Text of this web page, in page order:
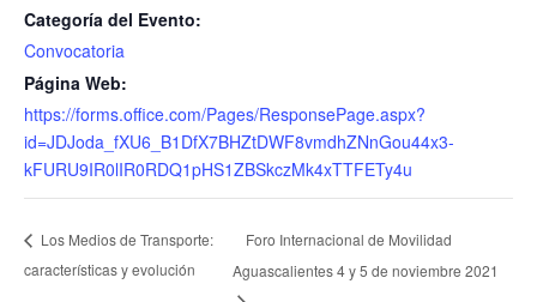
Categoría del Evento:
Convocatoria
Página Web:
https://forms.office.com/Pages/ResponsePage.aspx?
id=JDJoda_fXU6_B1DfX7BHZtDWF8vmdhZNnGou44x3-
kFURU9IR0lIR0RDQ1pHS1ZBSkczMk4xTTFETy4u
Los Medios de Transporte:
características y evolución
Foro Internacional de Movilidad
Aguascalientes 4 y 5 de noviembre 2021